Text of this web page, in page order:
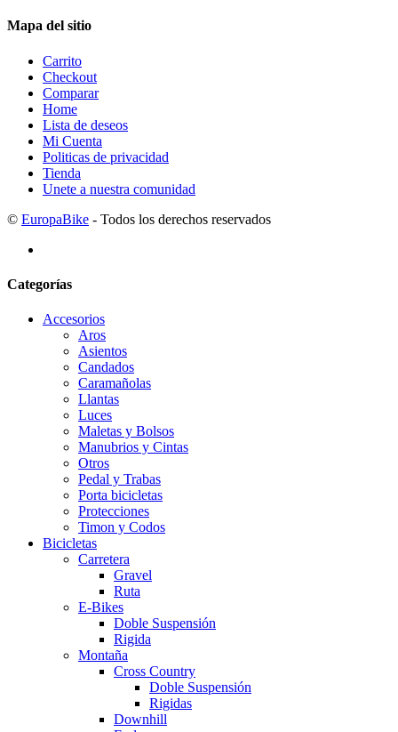
Mapa del sitio
Carrito
Checkout
Comparar
Home
Lista de deseos
Mi Cuenta
Politicas de privacidad
Tienda
Unete a nuestra comunidad
© EuropaBike - Todos los derechos reservados
Categorías
Accesorios
Aros
Asientos
Candados
Caramañolas
Llantas
Luces
Maletas y Bolsos
Manubrios y Cintas
Otros
Pedal y Trabas
Porta bicicletas
Protecciones
Timon y Codos
Bicicletas
Carretera
Gravel
Ruta
E-Bikes
Doble Suspensión
Rigida
Montaña
Cross Country
Doble Suspensión
Rigidas
Downhill